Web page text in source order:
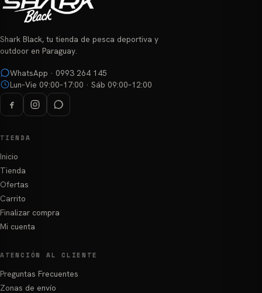
Shark Black, tu tienda de pesca deportiva y
outdoor en Paraguay.
WhatsApp · 0993 264 145
Lun–Vie 09:00–17:00 · Sáb 09:00–12:00
TIENDA
Inicio
Tienda
Ofertas
Carrito
Finalizar compra
Mi cuenta
ATENCIÓN AL CLIENTE
Preguntas Frecuentes
Zonas de envío